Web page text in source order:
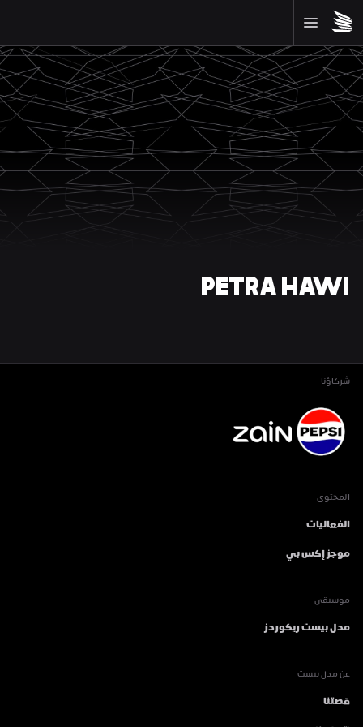
PETRA HAWI
شركاؤنا
المحتوى
الفعاليات
موجز إكس بي
موسيقى
مدل بيست ريكوردز
عن مدل بيست
قصتنا